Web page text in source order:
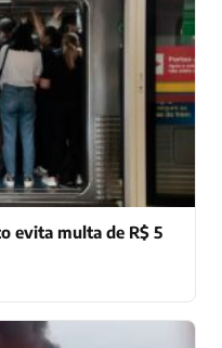
evita multa de R$ 5